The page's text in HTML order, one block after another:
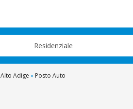
Residenziale
Adige » Posto Auto